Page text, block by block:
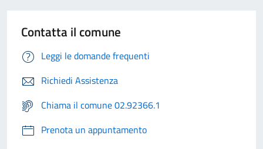
Contatta il comune
Leggi le domande frequenti
Richiedi Assistenza
Chiama il comune 02.92366.1
Prenota un appuntamento